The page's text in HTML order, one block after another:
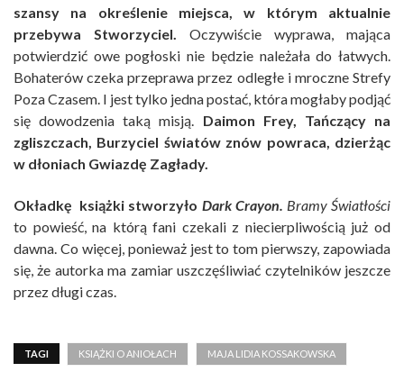
szansy na określenie miejsca, w którym aktualnie
przebywa Stworzyciel. Oczywiście wyprawa, mająca
potwierdzić owe pogłoski nie będzie należała do łatwych.
Bohaterów czeka przeprawa przez odległe i mroczne Strefy
Poza Czasem. I jest tylko jedna postać, która mogłaby podjąć
się dowodzenia taką misją. Daimon Frey, Tańczący na
zgliszczach, Burzyciel światów znów powraca, dzierżąc
w dłoniach Gwiazdę Zagłady.
Okładkę książki stworzyło Dark Crayon. Bramy Światłości
to powieść, na którą fani czekali z niecierpliwością już od
dawna. Co więcej, ponieważ jest to tom pierwszy, zapowiada
się, że autorka ma zamiar uszczęśliwiać czytelników jeszcze
przez długi czas.
TAGI KSIĄŻKI O ANIOŁACH MAJA LIDIA KOSSAKOWSKA